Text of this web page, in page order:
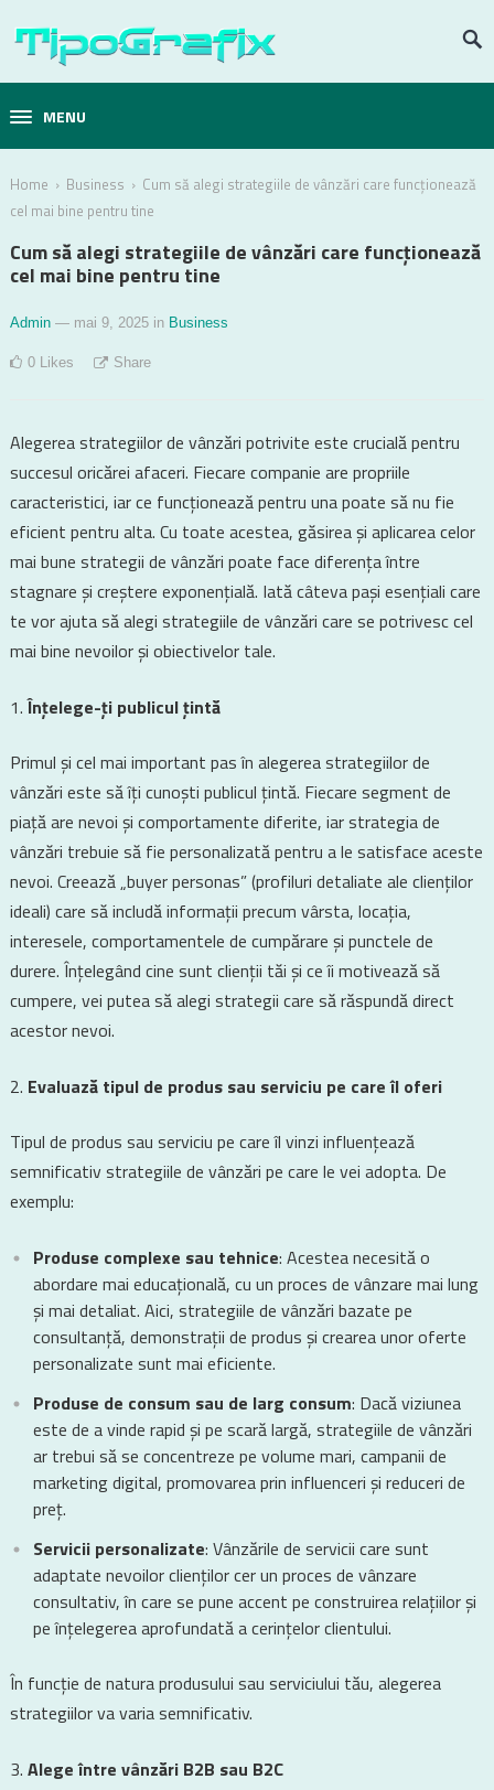
MENU
Home › Business › Cum să alegi strategiile de vânzări care funcționează
cel mai bine pentru tine
Cum să alegi strategiile de vânzări care funcționează
cel mai bine pentru tine
Admin — mai 9, 2025 in Business
0 Likes Share
Alegerea strategiilor de vânzări potrivite este crucială pentru
succesul oricărei afaceri. Fiecare companie are propriile
caracteristici, iar ce funcționează pentru una poate să nu fie
eficient pentru alta. Cu toate acestea, găsirea și aplicarea celor
mai bune strategii de vânzări poate face diferența între
stagnare și creștere exponențială. Iată câteva pași esențiali care
te vor ajuta să alegi strategiile de vânzări care se potrivesc cel
mai bine nevoilor și obiectivelor tale.
Înțelege-ți publicul țintă
Primul și cel mai important pas în alegerea strategiilor de
vânzări este să îți cunoști publicul țintă. Fiecare segment de
piață are nevoi și comportamente diferite, iar strategia de
vânzări trebuie să fie personalizată pentru a le satisface aceste
nevoi. Creează „buyer personas” (profiluri detaliate ale clienților
ideali) care să includă informații precum vârsta, locația,
interesele, comportamentele de cumpărare și punctele de
durere. Înțelegând cine sunt clienții tăi și ce îi motivează să
cumpere, vei putea să alegi strategii care să răspundă direct
acestor nevoi.
Evaluază tipul de produs sau serviciu pe care îl oferi
Tipul de produs sau serviciu pe care îl vinzi influențează
semnificativ strategiile de vânzări pe care le vei adopta. De
exemplu:
Produse complexe sau tehnice: Acestea necesită o
abordare mai educațională, cu un proces de vânzare mai lung
și mai detaliat. Aici, strategiile de vânzări bazate pe
consultanță, demonstrații de produs și crearea unor oferte
personalizate sunt mai eficiente.
Produse de consum sau de larg consum: Dacă viziunea
este de a vinde rapid și pe scară largă, strategiile de vânzări
ar trebui să se concentreze pe volume mari, campanii de
marketing digital, promovarea prin influenceri și reduceri de
preț.
Servicii personalizate: Vânzările de servicii care sunt
adaptate nevoilor clienților cer un proces de vânzare
consultativ, în care se pune accent pe construirea relațiilor și
pe înțelegerea aprofundată a cerințelor clientului.
În funcție de natura produsului sau serviciului tău, alegerea
strategiilor va varia semnificativ.
Alege între vânzări B2B sau B2C